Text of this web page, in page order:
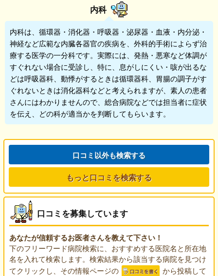
内科
内科は、循環器・消化器・呼吸器・泌尿器・血液・内分泌・
神経など広範な内臓各器官の疾病を、外科的手術によらず治
療する医学の一分科です。実際には、発熱・悪寒など体調が
すぐれない場合に受診し、特に、息がしにくい・咳が出るな
どは呼吸器科、動悸がするときは循環器科、胃腸の調子がす
ぐれないときは消化器科などと考えられますが、素人の患者
さんにはわかりませんので、総合病院などでは担当者に症状
を伝え、どの科が適当かを判断してもらいます。
口コミ以外も検索する
もっと口コミを検索する
口コミを募集しています
あなたが信頼するお医者さんを教えて下さい！
下のフリーワード病院検索に、おすすめする医院名と所在地
名を入れて検索します。検索結果から該当する病院を見つけ
てクリックし、その情報ページの
から投稿して